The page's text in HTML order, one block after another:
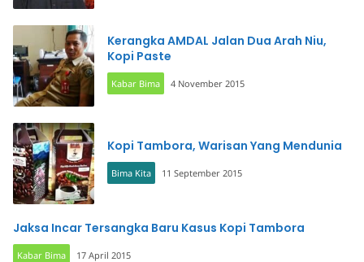
Kerangka AMDAL Jalan Dua Arah Niu,
Kopi Paste
Kabar Bima 4 November 2015
Kopi Tambora, Warisan Yang Mendunia
Bima Kita 11 September 2015
Jaksa Incar Tersangka Baru Kasus Kopi Tambora
Kabar Bima 17 April 2015